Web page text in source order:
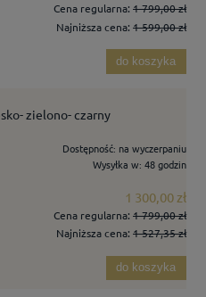
Cena regularna: 1 799,00 zł
Najniższa cena: 1 599,00 zł
do koszyka
zielono- czarny
Dostępność: na wyczerpaniu
Wysyłka w: 48 godzin
1 300,00 zł
Cena regularna: 1 799,00 zł
Najniższa cena: 1 527,35 zł
do koszyka